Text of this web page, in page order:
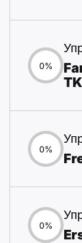
0%
0%
0%